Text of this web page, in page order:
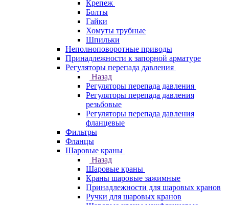
Крепеж
Болты
Гайки
Хомуты трубные
Шпильки
Неполноповоротные приводы
Принадлежности к запорной арматуре
Регуляторы перепада давления
Назад
Регуляторы перепада давления
Регуляторы перепада давления
резьбовые
Регуляторы перепада давления
фланцевые
Фильтры
Фланцы
Шаровые краны
Назад
Шаровые краны
Краны шаровые зажимные
Принадлежности для шаровых кранов
Ручки для шаровых кранов